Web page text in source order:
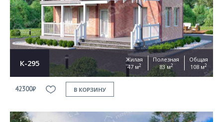
К-295
Жилая
47 м2
Полезная
83 м2
Общая
108 м2
42300₽ В КОРЗИНУ
Согласен на обработку персональных данных
This site is protected by reCAPTCHA and the Google Privacy Policyand Terms of Service
ОТПРАВИТЬ